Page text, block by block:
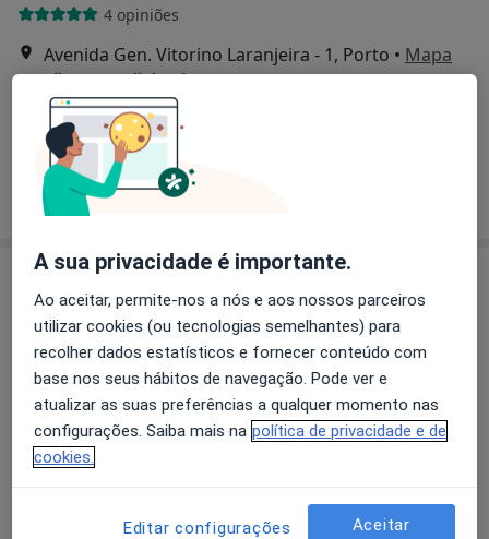
4 opiniões
Avenida Gen. Vitorino Laranjeira - 1, Porto • Mapa
Clipovoa - Clinica de Amarante
Prostatectomia Por Cancer
Solicite um atendimento
Francisco Botelho
Urologista
A sua privacidade é importante.
Ao aceitar, permite-nos a nós e aos nossos parceiros
utilizar cookies (ou tecnologias semelhantes) para
recolher dados estatísticos e fornecer conteúdo com
base nos seus hábitos de navegação. Pode ver e
atualizar as suas preferências a qualquer momento nas
configurações. Saiba mais na política de privacidade e de
cookies.
Editar configurações Aceitar